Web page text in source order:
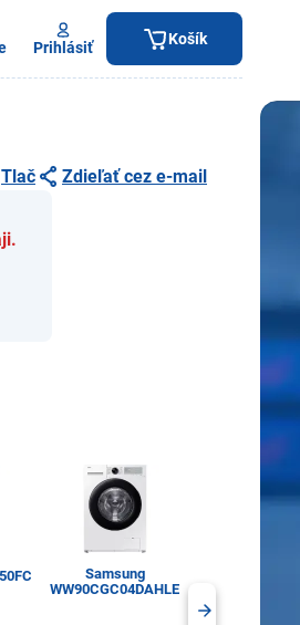
Prihlásiť Košík
Tlač Zdieľať cez e-mail
Samsung
WW90CGC04DAHLE